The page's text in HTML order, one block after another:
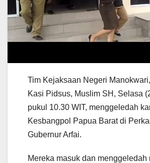
Tim Kejaksaan Negeri
Kasi Pidsus, Muslim SH, Selasa
pukul 10.30 WIT, menggeledah
Kesbangpol Papua Barat di
Gubernur Arfai.
Mereka masuk dan menggeledah